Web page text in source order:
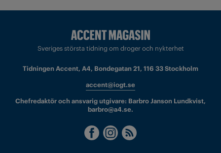
Sveriges största tidning om droger och nykterhet
Tidningen Accent, A4, Bondegatan 21, 116 33 Stockholm
accent@iogt.se
Chefredaktör och ansvarig utgivare: Barbro Janson Lundkvist,
barbro@a4.se.